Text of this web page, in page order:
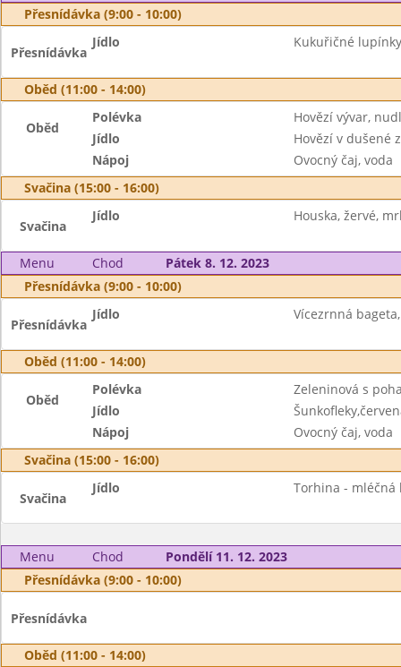
Přesnídávka (9:00 - 10:00)
Přesnídávka
Jídlo Kukuřičné
Oběd (11:00 - 14:00)
Oběd
Polévka
Hovězí vývar,
Jídlo
Hovězí v dušené
Nápoj
Ovocný čaj, voda
Svačina (15:00 - 16:00)
Svačina
Jídlo Houska, žervé,
Menu Chod
Pátek 8. 12. 2023
Přesnídávka (9:00 - 10:00)
Přesnídávka
Jídlo Vícezrnná
Oběd (11:00 - 14:00)
Oběd
Polévka
Zeleninová s
Jídlo
Nápoj
Ovocný čaj, voda
Svačina (15:00 - 16:00)
Svačina
Jídlo Torhina - mléčná
Menu Chod
Pondělí 11. 12. 2023
Přesnídávka (9:00 - 10:00)
Přesnídávka
Oběd (11:00 - 14:00)